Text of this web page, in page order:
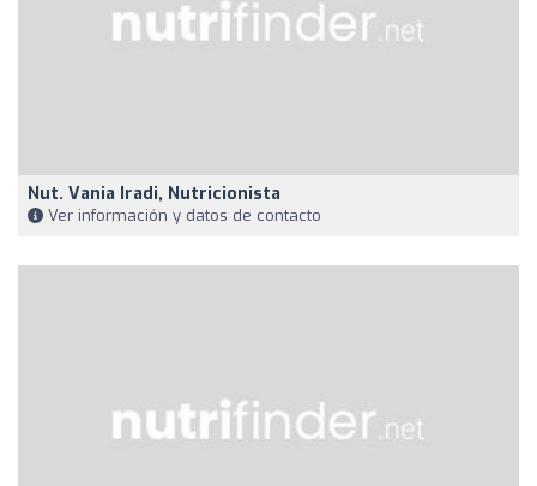
Nut. Vania Iradi, Nutricionista
Ver información y datos de contacto